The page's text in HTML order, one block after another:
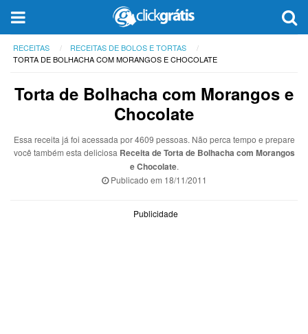
RECEITAS
RECEITAS DE BOLOS E TORTAS
TORTA DE BOLHACHA COM MORANGOS E CHOCOLATE
Torta de Bolhacha com Morangos e
Chocolate
Essa receita já foi acessada por 4609 pessoas. Não perca tempo e prepare
você também esta deliciosa Receita de Torta de Bolhacha com Morangos
e Chocolate.
Publicado em 18/11/2011
Publicidade